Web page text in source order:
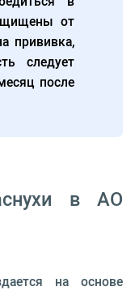
от
прививка,
следует
после
в АО
на основе